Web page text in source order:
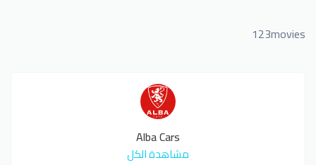
123movies
Alba Cars
مشاهدة الكل